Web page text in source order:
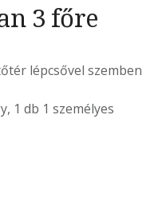
3 főre
lépcsővel szemben
1 db 1 személyes